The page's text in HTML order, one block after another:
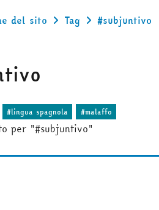
del sito Tag #subjuntivo
#lingua spagnola #malaffo
per "#subjuntivo"